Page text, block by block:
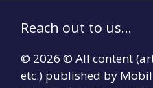
Reach out to us...
© 2026 © All content
etc.) published by